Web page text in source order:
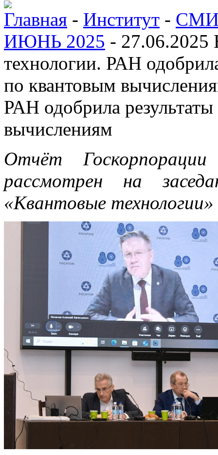
Главная - Институт - СМИ
ИЮНЬ 2025 - 27.06.2025
технологии. РАН
по квантовым
РАН одобрила
вычислениям
Отчёт
рассмотрен на
«Квантовые технологии»